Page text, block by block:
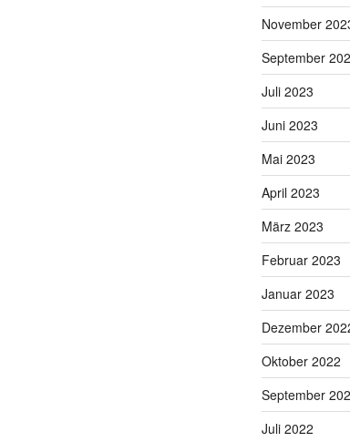
November
September
Juli 2023
Juni 2023
Mai 2023
April 2023
März 2023
Februar 2023
Januar 2023
Dezember
Oktober 2022
September
Juli 2022